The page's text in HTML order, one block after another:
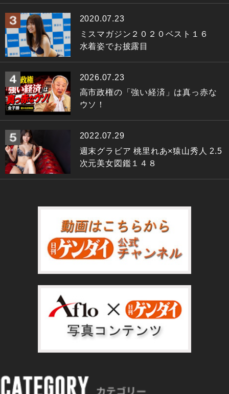
2020.07.23
ミスマガジン２０２０ベスト１６
水着姿でお披露目
2026.07.23
高市政権の「強い経済」は真っ赤な
ウソ！
2022.07.29
週末グラビア 桃里れあ×猿山秀人 2.5
次元美女図鑑１４８